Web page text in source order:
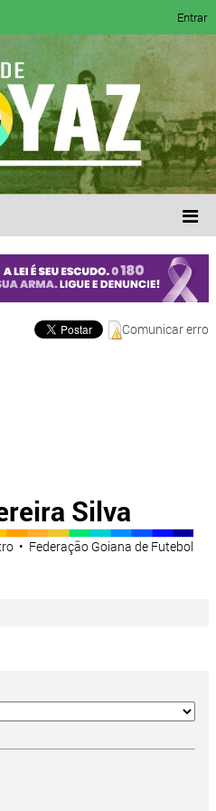
Entrar
Comunicar erro
Silva
• Federação Goiana de Futebol